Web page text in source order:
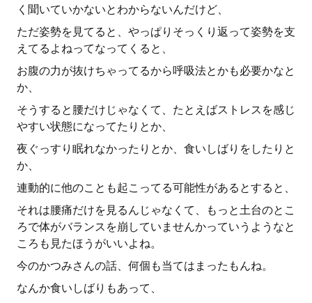
く聞いていかないとわからないんだけど、
ただ姿勢を見てると、やっぱりそっくり返って姿勢を支
えてるよねってなってくると、
お腹の力が抜けちゃってるから呼吸法とかも必要かなと
か、
そうすると腰だけじゃなくて、たとえばストレスを感じ
やすい状態になってたりとか、
夜ぐっすり眠れなかったりとか、食いしばりをしたりと
か、
連動的に他のことも起こってる可能性があるとすると、
それは腰痛だけを見るんじゃなくて、もっと土台のとこ
ろで体がバランスを崩していませんかっていうようなと
ころも見たほうがいいよね。
今のかつみさんの話、何個も当てはまったもんね。
なんか食いしばりもあって、